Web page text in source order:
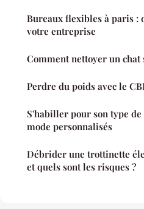
Bureaux flexibles à paris :
votre entreprise
Comment nettoyer un chat
Perdre du poids avec le
S'habiller pour son type de
mode personnalisés
Débrider une trottinette
et quels sont les risques ?